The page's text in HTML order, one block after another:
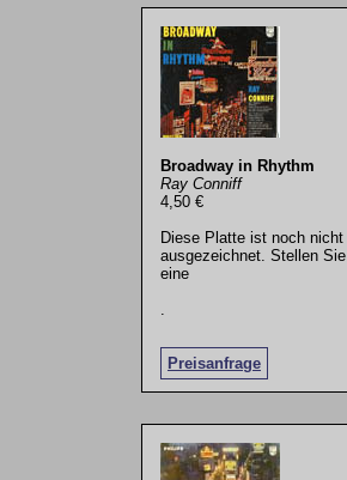
Broadway in Rhythm
Ray Conniff
4,50 €
Diese Platte ist noch nicht
ausgezeichnet. Stellen Sie
eine
Preisanfrage